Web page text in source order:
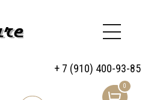
+ 7 (910) 400-93-85
0